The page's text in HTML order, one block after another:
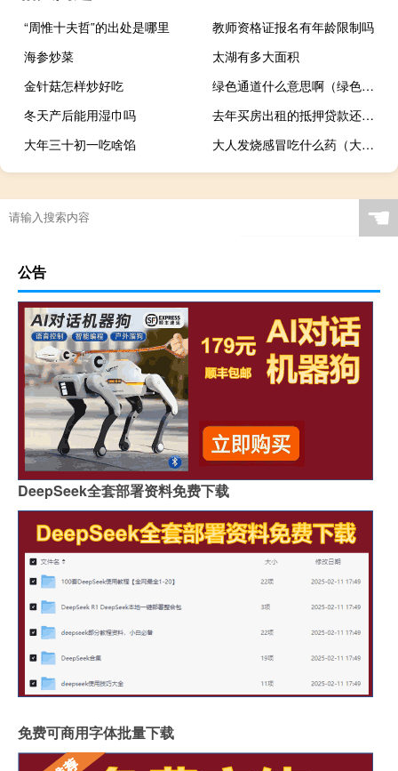
“周惟十夫哲”的出处是哪里
教师资格证报名有年龄限制吗
海参炒菜
太湖有多大面积
金针菇怎样炒好吃
绿色通道什么意思啊（绿色通道什么意思）
冬天产后能用湿巾吗
去年买房出租的抵押贷款还款额增长了32%
大年三十初一吃啥馅
大人发烧感冒吃什么药（大人感冒低烧吃什么药）
☚
公告
DeepSeek全套部署资料免费下载
免费可商用字体批量下载